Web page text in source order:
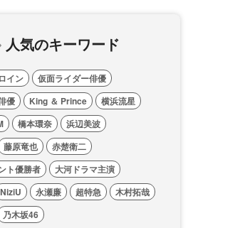
人気のキーワード
イン
仮面ライダー俳優
優
King ＆ Prince
横浜流星
橋本環奈
浜辺美波
藤原竜也
赤楚衛二
ト優勝者
大河ドラマ主演
NiziU 永瀬廉 超特急
木村拓哉
乃木坂46